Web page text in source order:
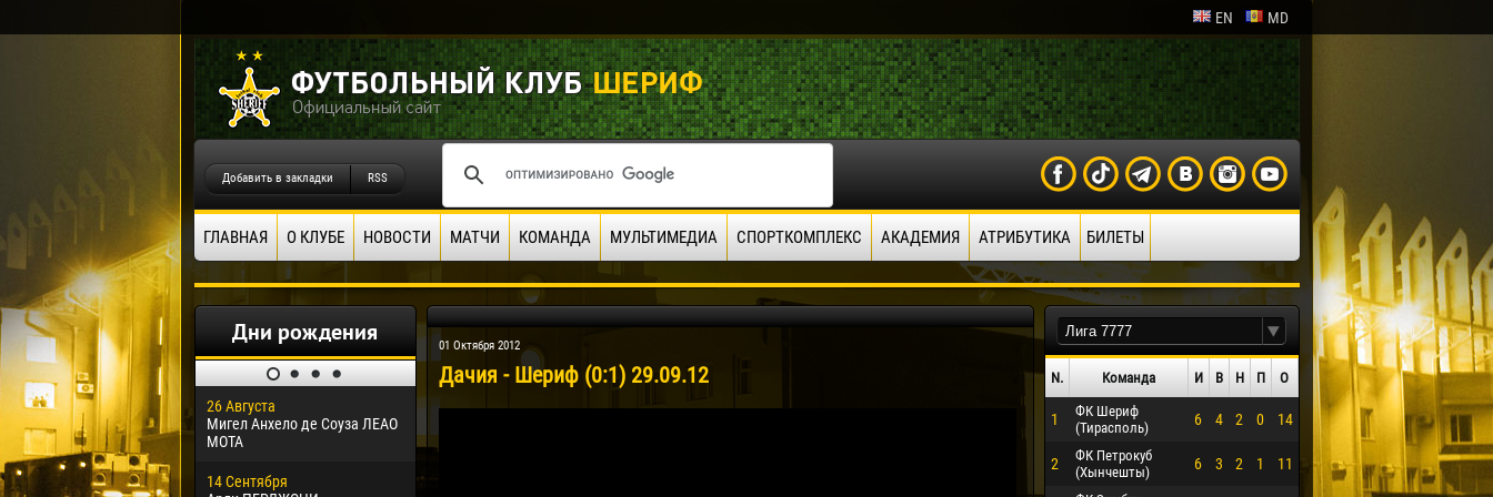
EN MD
Добавить в закладки RSS
ГЛАВНАЯ О КЛУБЕ НОВОСТИ МАТЧИ КОМАНДА МУЛЬТИМЕДИА СПОРТКОМПЛЕКС АКАДЕМИЯ АТРИБУТИКА БИЛЕТЫ
Дни рождения
26 Августа
Мигел Анхело де Соуза ЛЕАО
МОТА
14 Сентября
30 Января
04 Мая
01 Октября 2012
Дачия - Шериф (0:1) 29.09.12 N. Команда И В Н П О
1
ФК Шериф
(Тирасполь)
6 4 2 0 14
2
ФК Петрокуб
(Хынчешты)
6 3 2 1 11